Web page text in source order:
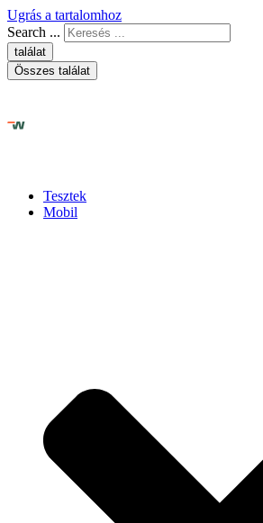
Ugrás a tartalomhoz
Search ...
találat
Összes találat
Tesztek
Mobil